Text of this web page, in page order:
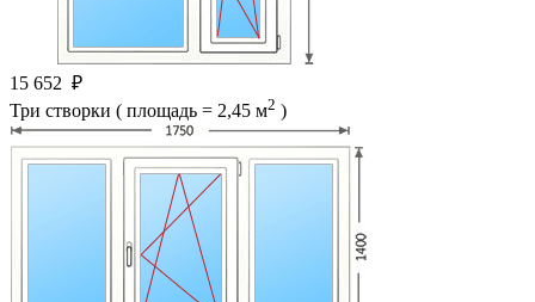
15 652 ₽
Три створки ( площадь = 2,45 м2 )